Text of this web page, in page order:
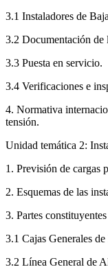
3.1 Instaladores de
3.2 Documentación de
3.3 Puesta en servicio.
3.4 Verificaciones e
4. Normativa
tensión.
Unidad temática 2:
1. Previsión de cargas
2. Esquemas de las
3. Partes
3.1 Cajas Generales
3.2 Línea General de